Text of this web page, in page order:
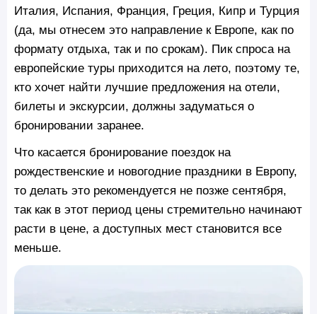
Италия, Испания, Франция, Греция, Кипр и Турция
(да, мы отнесем это направление к Европе, как по
формату отдыха, так и по срокам). Пик спроса на
европейские туры приходится на лето, поэтому те,
кто хочет найти лучшие предложения на отели,
билеты и экскурсии, должны задуматься о
бронировании заранее.
Что касается бронирование поездок на
рождественские и новогодние праздники в Европу,
то делать это рекомендуется не позже сентября,
так как в этот период цены стремительно начинают
расти в цене, а доступных мест становится все
меньше.